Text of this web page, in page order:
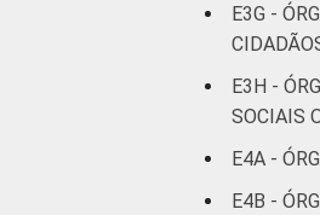
E3G -
E3H -
SOCIAIS
E4A -
E4B -